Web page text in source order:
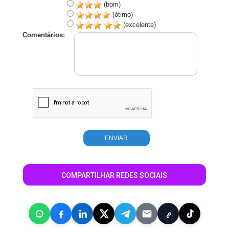
(bom)
(ótimo)
(excelente)
Comentários:
COMPARTILHAR REDES SOCIAIS